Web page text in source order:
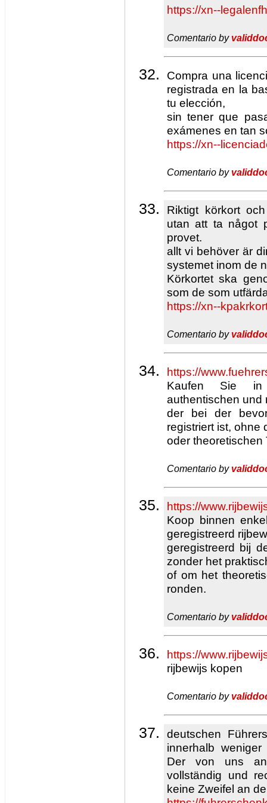
https://xn--
Comentario by
Compra una
registrada en la
tu elección,
sin tener que
exámenes en tan
https://xn--
Comentario by
Riktigt körkort
utan att ta något
provet.
allt vi behöver är
systemet inom de
Körkortet ska
som de som
https://xn--
Comentario by
https://
Kaufen Sie in
authentischen und
der bei der
registriert ist, ohne
oder theoretischen
Comentario by
https://
Koop binnen
geregistreerd
geregistreerd bij
zonder het
of om het
ronden.
Comentario by
https://
rijbewijs kopen
Comentario by
deutschen
innerhalb
Der von uns
vollständig und
keine Zweifel an